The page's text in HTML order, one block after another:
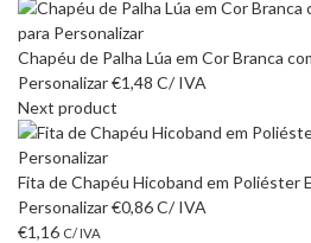
Chapéu de Palha Lúa em Cor Branca
Personalizar€1,48 C/ IVA
Next product
Fita de Chapéu Hicoband em Poliéster
Personalizar€0,86C/ IVA
€1,16 C/ IVA